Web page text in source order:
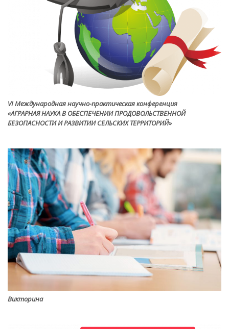
VI Международная научно-практическая конференция
«АГРАРНАЯ НАУКА В ОБЕСПЕЧЕНИИ ПРОДОВОЛЬСТВЕННОЙ
БЕЗОПАСНОСТИ И РАЗВИТИИ СЕЛЬСКИХ ТЕРРИТОРИЙ»
Викторина